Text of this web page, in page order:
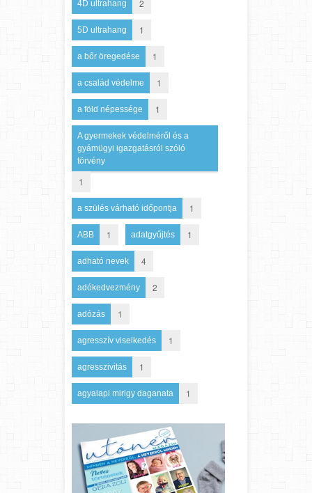
4D ultrahang 2
5D ultrahang 1
a bőr öregedése 1
a család védelme 1
a föld népessége 1
A gyermekek védelméről és a
gyámügyi igazgatásról szóló
törvény
1
a szülés várható időpontja 1
ABB 1 adatgyűjtés 1
adható nevek 4
adókedvezmény 2
adózás 1
agresszív viselkedés 1
agresszivitás 1
agyalapi mirigy daganata 1